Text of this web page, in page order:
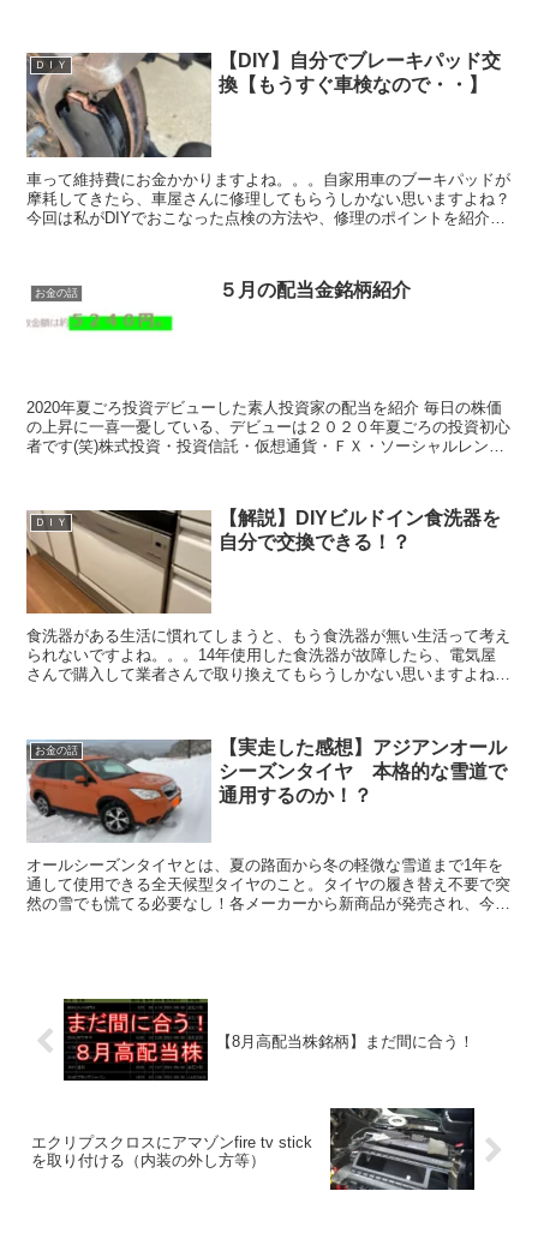
ＤＩＹ
【DIY】自分でブレーキパッド交
換【もうすぐ車検なので・・】
車って維持費にお金かかりますよね。。。自家用車のブーキパッドが
摩耗してきたら、車屋さんに修理してもらうしかない思いますよね？
今回は私がDIYでおこなった点検の方法や、修理のポイントを紹介し
お金の話 ５月の配当金銘柄紹介
2020年夏ごろ投資デビューした素人投資家の配当を紹介 毎日の株価
の上昇に一喜一憂している、デビューは２０２０年夏ごろの投資初心
者です(笑)株式投資・投資信託・仮想通貨・ＦＸ・ソーシャルレンデ
ＤＩＹ
【解説】DIYビルドイン食洗器を
自分で交換できる！？
食洗器がある生活に慣れてしまうと、もう食洗器が無い生活って考え
られないですよね。。。14年使用した食洗器が故障したら、電気屋
さんで購入して業者さんで取り換えてもらうしかない思いますよね？
お金の話
【実走した感想】アジアンオール
シーズンタイヤ 本格的な雪道で
通用するのか！？
オールシーズンタイヤとは、夏の路面から冬の軽微な雪道まで1年を
通して使用できる全天候型タイヤのこと。タイヤの履き替え不要で突
然の雪でも慌てる必要なし！各メーカーから新商品が発売され、今、
【8月高配当株銘柄】まだ間に合う！
エクリプスクロスにアマゾンfire tv stick
を取り付ける（内装の外し方等）